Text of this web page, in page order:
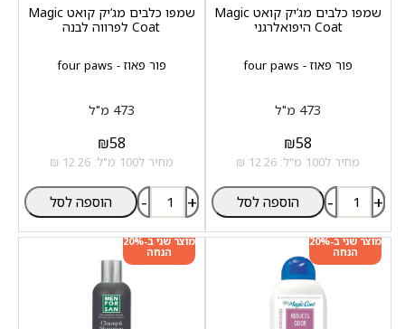
פור פאוז - four paws
שמפו כלבים מג‘יק קואט Magic
Coat היפואלרגני
473 מ"ל
₪58
מחיר ל100 מ"ל: 12.26 ₪
- + הוספה לסל
פור פאוז - four paws
שמפו כלבים מג‘יק קואט Magic
Coat לפרווה לבנה
473 מ"ל
₪58
מחיר ל100 מ"ל: 12.26 ₪
- + הוספה לסל
מוצר שני ב-20%
הנחה
מוצר שני ב-20%
הנחה